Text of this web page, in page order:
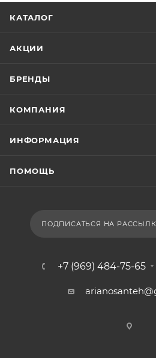
КАТАЛОГ
АКЦИИ
БРЕНДЫ
КОМПАНИЯ
ИНФОРМАЦИЯ
ПОМОЩЬ
ПОДПИСАТЬСЯ НА
+7 (969) 484-75-65